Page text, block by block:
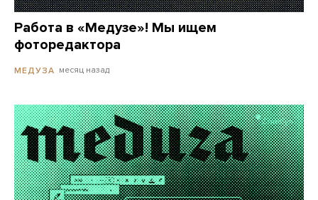
Работа в «Медузе»! Мы ищем
фоторедактора
МЕДУЗА месяц назад